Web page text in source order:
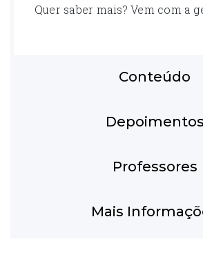
Quer saber mais? Vem com a
Conteúdo
Depoimentos
Professores
Mais